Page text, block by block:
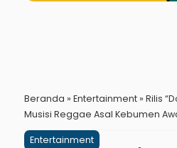
Beranda » Entertainment» Rilis
Musisi Reggae Asal Kebumen
Entertainment